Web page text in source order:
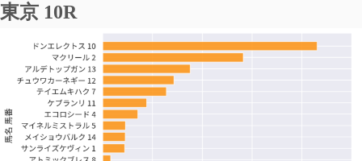
東京 10R